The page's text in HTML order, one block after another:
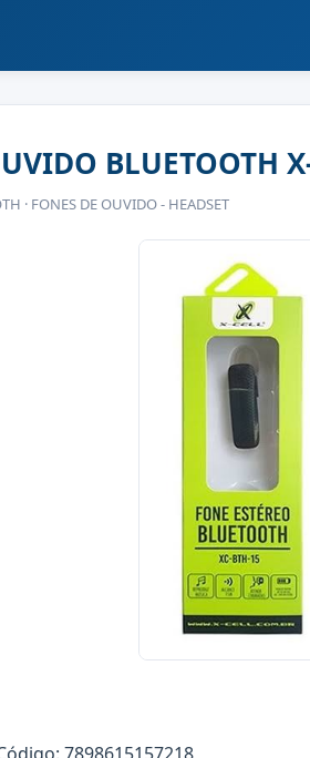
BLUETOOTH
· FONES DE OUVIDO - HEADSET